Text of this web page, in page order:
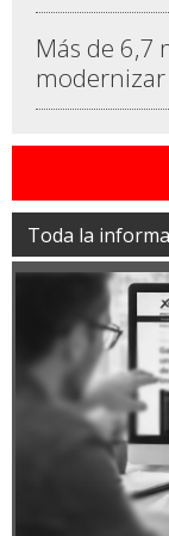
Más de 6,7
modernizar
Toda la